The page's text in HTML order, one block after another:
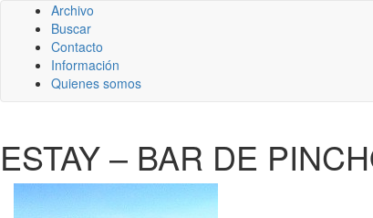
Archivo
Buscar
Contacto
Información
Quienes somos
ESTAY – BAR DE